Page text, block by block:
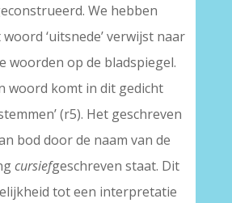
We hebben
‘uitsnede’ verwijst naar
woorden op de bladspiegel.
woord komt in dit gedicht
(r5). Het geschreven
bod door de naam van de
cursiefgeschreven staat. Dit
tot een interpretatie